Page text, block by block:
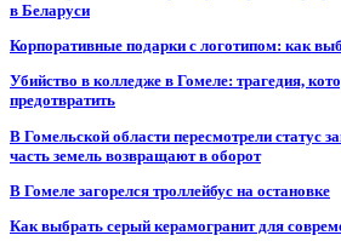
в Беларуси
Корпоративные подарки с логотипом: как
Убийство в колледже в Гомеле: трагедия,
предотвратить
В Гомельской области пересмотрели статус
часть земель возвращают в оборот
В Гомеле загорелся троллейбус на остановке
Как выбрать серый керамогранит для